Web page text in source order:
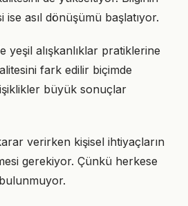
ise asıl dönüşümü başlatıyor.
yeşil alışkanlıklar pratiklerine
fark edilir biçimde
büyük sonuçlar
verirken kişisel ihtiyaçların
gerekiyor. Çünkü herkese